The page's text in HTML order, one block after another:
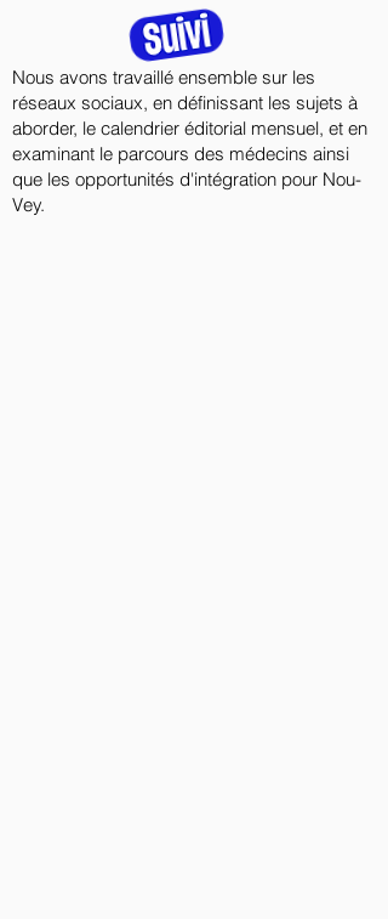
Nous avons travaillé ensemble sur les
réseaux sociaux, en définissant les sujets à
aborder, le calendrier éditorial mensuel, et en
examinant le parcours des médecins ainsi
que les opportunités d'intégration pour Nou-
Vey.